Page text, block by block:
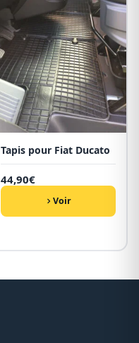
Tapis pour Fiat Ducato
44,90€
Voir